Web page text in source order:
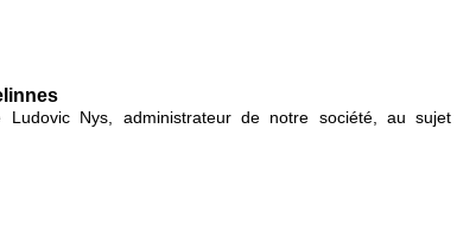
Ludovic Nys, administrateur de notre société, au